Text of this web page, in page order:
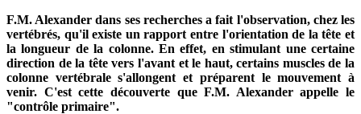
F.M. Alexander dans ses recherches a fait l'observation, chez les
vertébrés, qu'il existe un rapport entre l'orientation de la tête et
la longueur de la colonne. En effet, en stimulant une certaine
direction de la tête vers l'avant et le haut, certains muscles de la
colonne vertébrale s'allongent et préparent le mouvement à
venir. C'est cette découverte que F.M. Alexander appelle le
"contrôle primaire".